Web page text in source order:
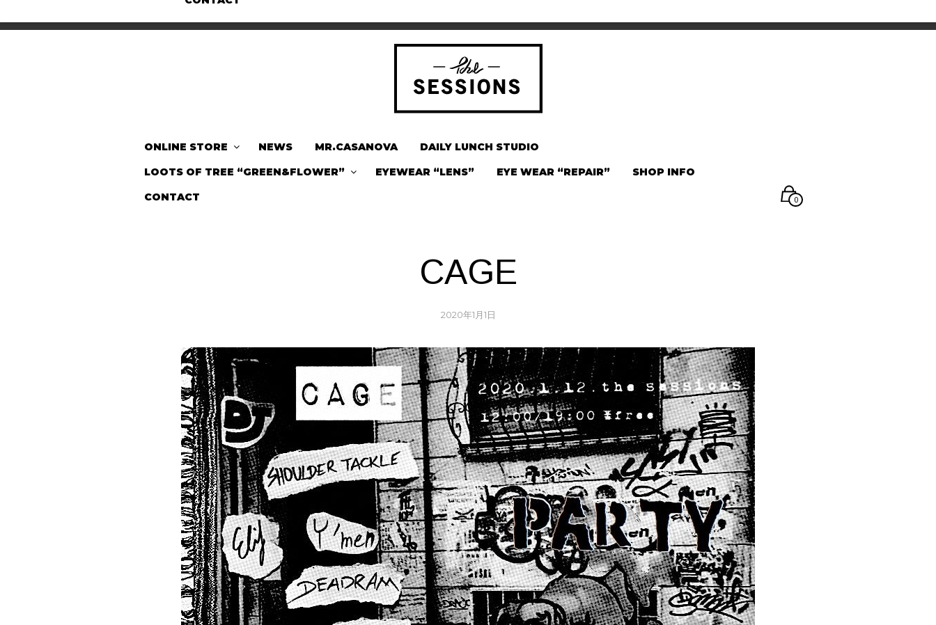
ONLINE STORE NEWS MR.CASANOVA
DAILY LUNCH STUDIO
LOOTS OF TREE “GREEN&FLOWER”
EYEWEAR “LENS” EYE WEAR “REPAIR”
SHOP INFO
CONTACT
0
CAGE
2020年1月1日